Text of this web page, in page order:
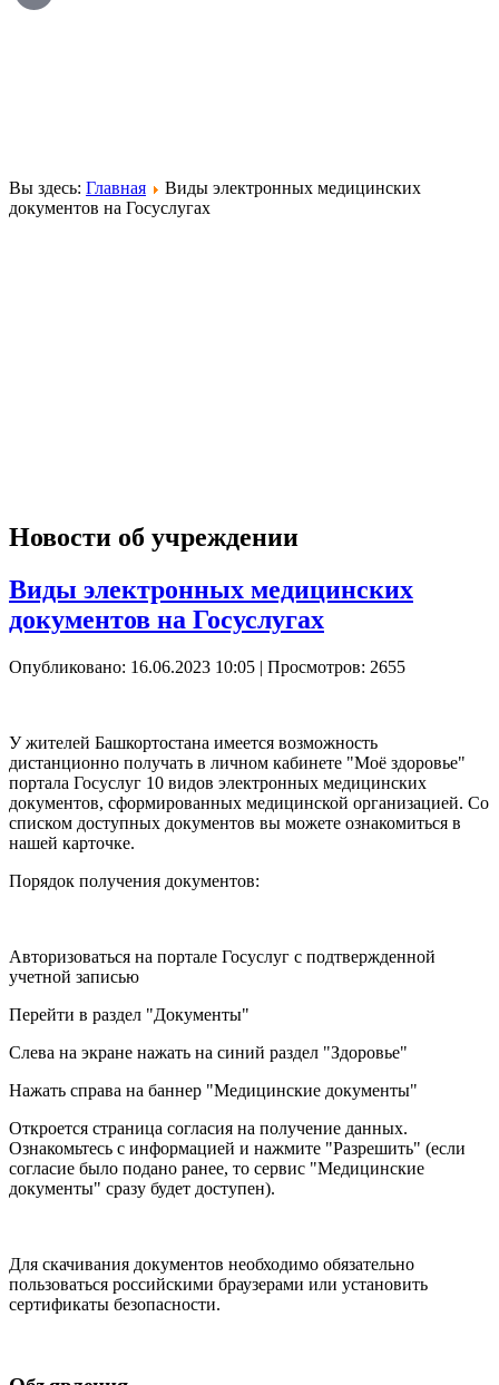
Вы здесь: Главная
Виды электронных медицинских
документов на Госуслугах
Новости об учреждении
Виды электронных медицинских
документов на Госуслугах
Опубликовано: 16.06.2023 10:05 | Просмотров: 2655
У жителей Башкортостана имеется возможность
дистанционно получать в личном кабинете "Моё здоровье"
портала Госуслуг 10 видов электронных медицинских
документов, сформированных медицинской организацией. Со
списком доступных документов вы можете ознакомиться в
нашей карточке.
Порядок получения документов:
Авторизоваться на портале Госуслуг с подтвержденной
учетной записью
Перейти в раздел "Документы"
Слева на экране нажать на синий раздел "Здоровье"
Нажать справа на баннер "Медицинские документы"
Откроется страница согласия на получение данных.
Ознакомьтесь с информацией и нажмите "Разрешить" (если
согласие было подано ранее, то сервис "Медицинские
документы" сразу будет доступен).
Для скачивания документов необходимо обязательно
пользоваться российскими браузерами или установить
сертификаты безопасности.